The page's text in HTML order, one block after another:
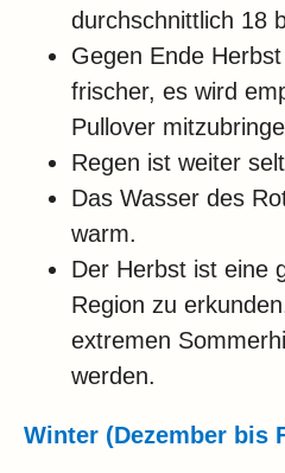
durchschnittlich 18
Gegen Ende
frischer, es wird
Pullover
Regen ist weiter
Das Wasser des
warm.
Der Herbst ist eine
Region zu
extremen
werden.
Winter (Dezember bis